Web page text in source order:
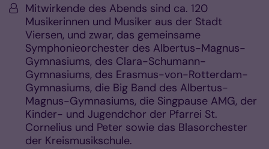
Von:Mitwirkende des Abends sind ca. 120
Musikerinnen und Musiker aus der Stadt
Viersen, und zwar, das gemeinsame
Symphonieorchester des Albertus-Magnus-
Gymnasiums, des Clara-Schumann-
Gymnasiums, des Erasmus-von-Rotterdam-
Gymnasiums, die Big Band des Albertus-
Magnus-Gymnasiums, die Singpause AMG, der
Kinder- und Jugendchor der Pfarrei St.
Cornelius und Peter sowie das Blasorchester
der Kreismusikschule.